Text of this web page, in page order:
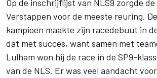
Op de inschrijflijst van NLS9 zorgde de
Verstappen voor de meeste reuring.
kampioen maakte zijn racedebuut in
dat met succes, want samen met
Lulham won hij de race in de SP9-
van de NLS. Er was veel aandacht